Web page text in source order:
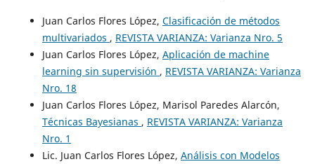
Juan Carlos Flores López, Clasificación de métodos
multivariados , REVISTA VARIANZA: Varianza Nro. 5
Juan Carlos Flores López, Aplicación de machine
learning sin supervisión , REVISTA VARIANZA: Varianza
Nro. 18
Juan Carlos Flores López, Marisol Paredes Alarcón,
Técnicas Bayesianas , REVISTA VARIANZA: Varianza
Nro. 1
Lic. Juan Carlos Flores López, Análisis con Modelos